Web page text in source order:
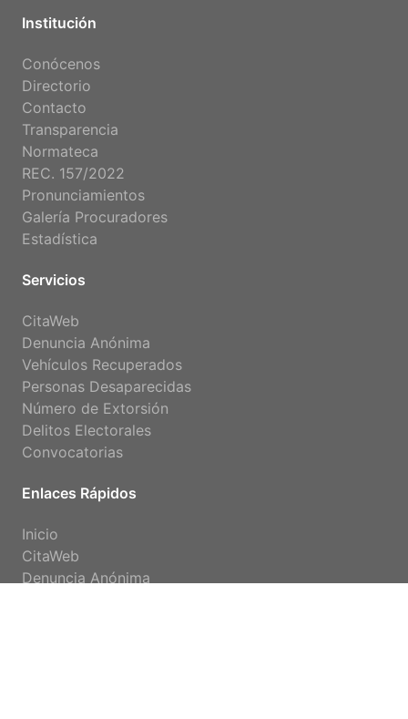
Institución
Conócenos
Directorio
Contacto
Transparencia
Normateca
REC. 157/2022
Pronunciamientos
Galería Procuradores
Estadística
Servicios
CitaWeb
Denuncia Anónima
Vehículos Recuperados
Personas Desaparecidas
Número de Extorsión
Delitos Electorales
Convocatorias
Enlaces Rápidos
Inicio
CitaWeb
Denuncia Anónima